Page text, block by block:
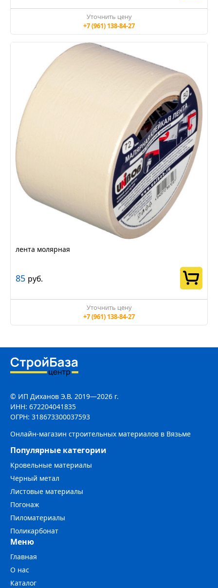
Уточнить цену
+7 (961) 138-84-27
лента молярная
85 руб.
Уточнить цену
+7 (961) 138-84-27
© ИП Диханов Э.В. 2019—2026 г.
ИНН: 672204041835
ОГРН: 318673300037593
Онлайн-магазин строительных материалов в Вязьме
Популярные категории
Кровельные материалы
Черный метал
Листовые материалы
Погонаж
Пиломатериалы
Поликарбонат
Меню
Главная
О нас
Каталог